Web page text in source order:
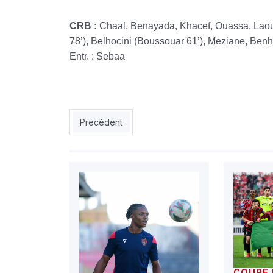
CRB : Chaal, Benayada, Khacef, Ouassa,
78’), Belhocini (Boussouar 61’), Meziane,
Entr. : Sebaa
Article précédent : Coupe de la Confédération
Précédent